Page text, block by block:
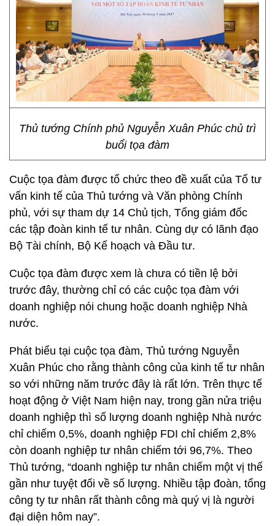
Thủ tướng Chính phủ Nguyễn Xuân Phúc chủ trì
buổi tọa đàm
Cuộc tọa đàm được tổ chức theo đề xuất của Tổ tư
vấn kinh tế của Thủ tướng và Văn phòng Chính
phủ, với sự tham dự 14 Chủ tịch, Tổng giám đốc
các tập đoàn kinh tế tư nhân. Cùng dự có lãnh đạo
Bộ Tài chính, Bộ Kế hoạch và Đầu tư.
Cuộc tọa đàm được xem là chưa có tiền lệ bởi
trước đây, thường chỉ có các cuộc tọa đàm với
doanh nghiệp nói chung hoặc doanh nghiệp Nhà
nước.
Phát biểu tại cuộc tọa đàm, Thủ tướng Nguyễn
Xuân Phúc cho rằng thành công của kinh tế tư nhân
so với những năm trước đây là rất lớn. Trên thực tế
hoạt động ở Việt Nam hiện nay, trong gần nửa triệu
doanh nghiệp thì số lượng doanh nghiệp Nhà nước
chỉ chiếm 0,5%, doanh nghiệp FDI chỉ chiếm 2,8%
còn doanh nghiệp tư nhân chiếm tới 96,7%. Theo
Thủ tướng, “doanh nghiệp tư nhân chiếm một vị thế
gần như tuyệt đối về số lượng. Nhiều tập đoàn, tổng
công ty tư nhân rất thành công mà quý vị là người
đại diện hôm nay”.